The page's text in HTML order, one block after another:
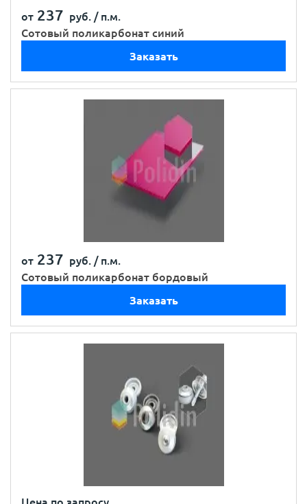
от 237 руб. / п.м.
Сотовый поликарбонат синий
Заказать
от 237 руб. / п.м.
Сотовый поликарбонат бордовый
Заказать